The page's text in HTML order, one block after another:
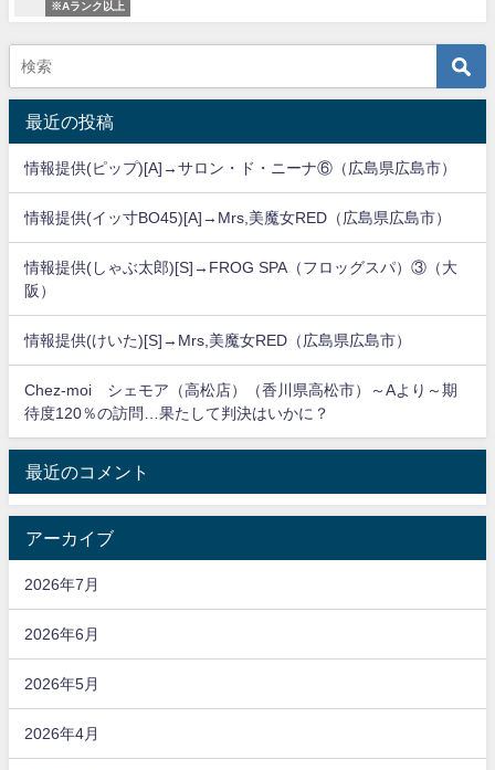
※Aランク以上
最近の投稿
情報提供(ピップ)[A]→サロン・ド・ニーナ⑥（広島県広島市）
情報提供(イッ寸BO45)[A]→Mrs,美魔女RED（広島県広島市）
情報提供(しゃぶ太郎)[S]→FROG SPA（フロッグスパ）③（大
阪）
情報提供(けいた)[S]→Mrs,美魔女RED（広島県広島市）
Chez-moi シェモア（高松店）（香川県高松市）～Aより～期
待度120％の訪問…果たして判決はいかに？
最近のコメント
アーカイブ
2026年7月
2026年6月
2026年5月
2026年4月